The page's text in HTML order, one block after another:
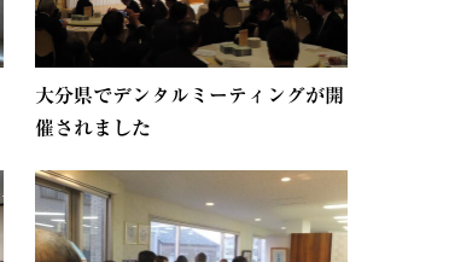
大分県でデンタルミーティングが開
催されました